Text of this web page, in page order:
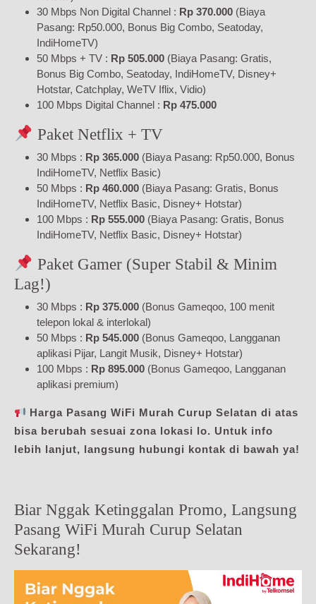
30 Mbps Non Digital Channel : Rp 370.000 (Biaya
Pasang: Rp50.000, Bonus Big Combo, Seatoday,
IndiHomeTV)
50 Mbps + TV : Rp 505.000 (Biaya Pasang: Gratis,
Bonus Big Combo, Seatoday, IndiHomeTV, Disney+
Hotstar, Catchplay, WeTV Iflix, Vidio)
100 Mbps Digital Channel : Rp 475.000
Paket Netflix + TV
30 Mbps : Rp 365.000 (Biaya Pasang: Rp50.000, Bonus
IndiHomeTV, Netflix Basic)
50 Mbps : Rp 460.000 (Biaya Pasang: Gratis, Bonus
IndiHomeTV, Netflix Basic, Disney+ Hotstar)
100 Mbps : Rp 555.000 (Biaya Pasang: Gratis, Bonus
IndiHomeTV, Netflix Basic, Disney+ Hotstar)
Paket Gamer (Super Stabil & Minim
Lag!)
30 Mbps : Rp 375.000 (Bonus Gameqoo, 100 menit
telepon lokal & interlokal)
50 Mbps : Rp 545.000 (Bonus Gameqoo, Langganan
aplikasi Pijar, Langit Musik, Disney+ Hotstar)
100 Mbps : Rp 895.000 (Bonus Gameqoo, Langganan
aplikasi premium)
Harga Pasang WiFi Murah Curup Selatan di atas
bisa berubah sesuai zona lokasi lo. Untuk info
lebih lanjut, langsung hubungi kontak di bawah ya!
Biar Nggak Ketinggalan Promo, Langsung
Pasang WiFi Murah Curup Selatan
Sekarang!